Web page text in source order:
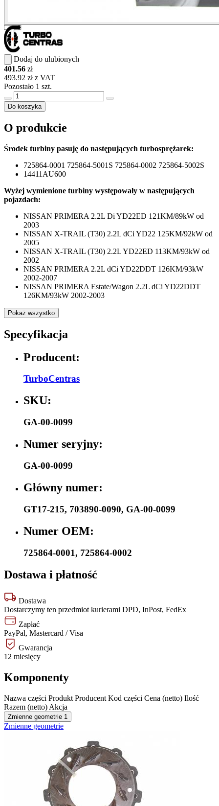
Dodaj do ulubionych
401.56 zł
493.92 zł z VAT
Pozostało 1 szt.
Do koszyka
O produkcie
Środek turbiny pasuję do następujących turbosprężarek:
725864-0001 725864-5001S 725864-0002 725864-5002S
14411AU600
Wyżej wymienione turbiny występowały w następujących
pojazdach:
NISSAN PRIMERA 2.2L Di YD22ED 121KM/89kW od
2003
NISSAN X-TRAIL (T30) 2.2L dCi YD22 125KM/92kW od
2005
NISSAN X-TRAIL (T30) 2.2L YD22ED 113KM/93kW od
2002
NISSAN PRIMERA 2.2L dCi YD22DDT 126KM/93kW
2002-2007
NISSAN PRIMERA Estate/Wagon 2.2L dCi YD22DDT
126KM/93kW 2002-2003
Pokaż wszystko
Specyfikacja
Producent:
TurboCentras
SKU:
GA-00-0099
Numer seryjny:
GA-00-0099
Główny numer:
GT17-215, 703890-0090, GA-00-0099
Numer OEM:
725864-0001, 725864-0002
Dostawa i płatność
Dostawa
Dostarczymy ten przedmiot kurierami DPD, InPost, FedEx
Zapłać
PayPal, Mastercard / Visa
Gwarancja
12 miesięcy
Komponenty
Nazwa części Produkt Producent Kod części Cena (netto) Ilość
Razem (netto) Akcja
Zmienne geometrie 1
Zmienne geometrie